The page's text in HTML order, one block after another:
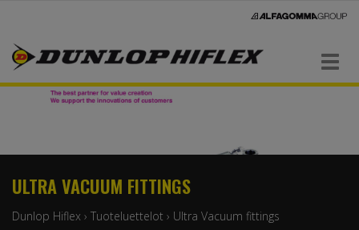
Navigaatio
ULTRA VACUUM FITTINGS
Dunlop Hiflex › Tuoteluettelot › Ultra Vacuum fittings